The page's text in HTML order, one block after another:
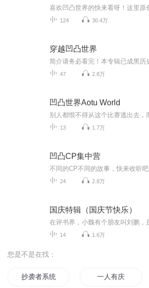
124 30.4万
穿越凹凸世界
47 2.8万
凹凸世界Aotu World
13 1.7万
凹凸CP集中营
不同的CP不同的故事，快来收听吧
24 2.8万
国庆特辑（国庆节快乐）
14 1.6万
您是不是在找：
抄袭者系统 一人有庆